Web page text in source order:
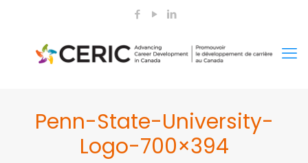
Penn-State-University-
Logo-700×394